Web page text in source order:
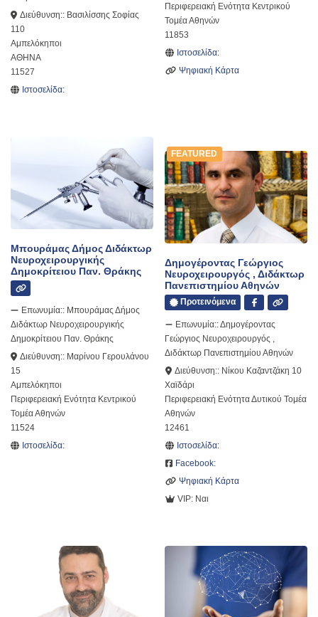
Διεύθυνση:: Βασιλίσσης Σοφίας
110
Αμπελόκηποι
ΑΘΗΝΑ
11527
Ιστοσελίδα:
Περιφερειακή Ενότητα Κεντρικού
Τομέα Αθηνών
11853
Ιστοσελίδα:
Ψηφιακή Κάρτα
Μπουράμας Δήμος Διδάκτωρ
Νευροχειρουργικής
Δημοκρίτειου Παν. Θράκης
Επωνυμία:: Μπουράμας Δήμος
Διδάκτωρ Νευροχειρουργικής
Δημοκρίτειου Παν. Θράκης
Διεύθυνση:: Μαρίνου Γερουλάνου
15
Αμπελόκηποι
Περιφερειακή Ενότητα Κεντρικού
Τομέα Αθηνών
11524
Ιστοσελίδα:
FEATURED
Δημογέροντας Γεώργιος
Νευροχειρουργός , Διδάκτωρ
Πανεπιστημίου Αθηνών
Προτεινόμενα
Επωνυμία::Δημογέροντας
Γεώργιος Νευροχειρουργός ,
Διδάκτωρ Πανεπιστημίου Αθηνών
Διεύθυνση:: Νίκου Καζαντζάκη 10
Χαϊδάρι
Περιφερειακή Ενότητα Δυτικού Τομέα
Αθηνών
12461
Ιστοσελίδα:
Facebook:
Ψηφιακή Κάρτα
VIP: Ναι